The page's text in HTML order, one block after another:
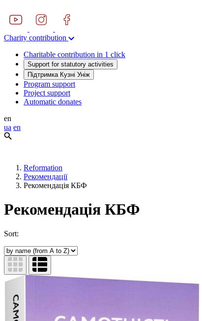
Charity contribution
Charitable contribution in 1 click
Support for statutory activities
Підтримка Кузні Уніж
Program support
Project support
Automatic donates
en
ua en
Reformation
Рекомендації
Рекомендація КБФ
Рекомендація КБФ
Sort: